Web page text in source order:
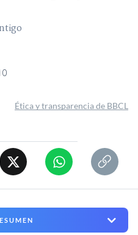
Ética y transparencia de BBCL